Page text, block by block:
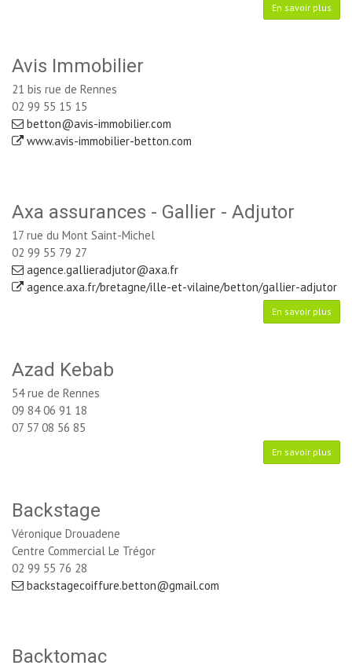
En savoir plus
Avis Immobilier
21 bis rue de Rennes
02 99 55 15 15
betton@avis-immobilier.com
www.avis-immobilier-betton.com
Axa assurances - Gallier - Adjutor
17 rue du Mont Saint-Michel
02 99 55 79 27
agence.gallieradjutor@axa.fr
agence.axa.fr/bretagne/ille-et-vilaine/betton/gallier-adjutor
En savoir plus
Azad Kebab
54 rue de Rennes
09 84 06 91 18
07 57 08 56 85
En savoir plus
Backstage
Véronique Drouadene
Centre Commercial Le Trégor
02 99 55 76 28
backstagecoiffure.betton@gmail.com
Backtomac